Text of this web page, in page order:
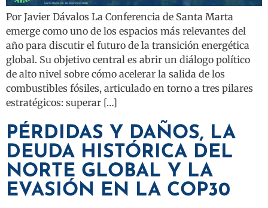
Por Javier Dávalos La Conferencia de Santa Marta
emerge como uno de los espacios más relevantes del
año para discutir el futuro de la transición energética
global. Su objetivo central es abrir un diálogo político
de alto nivel sobre cómo acelerar la salida de los
combustibles fósiles, articulado en torno a tres pilares
estratégicos: superar […]
PÉRDIDAS Y DAÑOS, LA
DEUDA HISTÓRICA DEL
NORTE GLOBAL Y LA
EVASIÓN EN LA COP30